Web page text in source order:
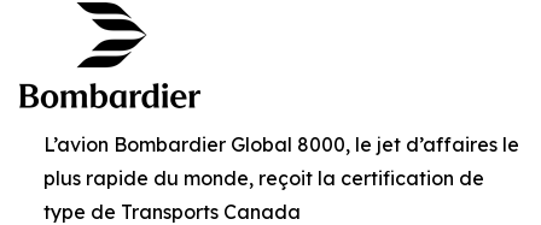
L’avion Bombardier Global 8000, le jet d’affaires le
plus rapide du monde, reçoit la certification de
type de Transports Canada